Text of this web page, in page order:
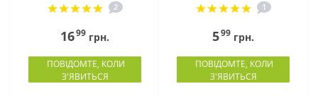
2
1699 грн.
ПОВІДОМТЕ, КОЛИ
З'ЯВИТЬСЯ
1
599 грн.
ПОВІДОМТЕ, КОЛИ
З'ЯВИТЬСЯ